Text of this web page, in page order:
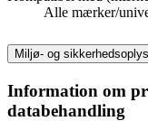
Alle mærker/
Miljø- og
Information om
databehandling